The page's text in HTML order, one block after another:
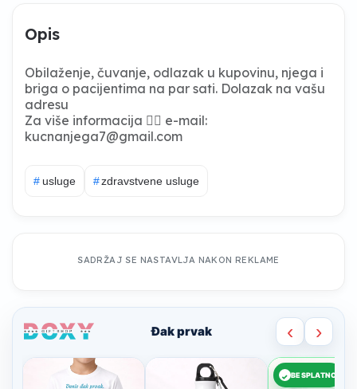
Opis
Obilaženje, čuvanje, odlazak u kupovinu, njega i
briga o pacijentima na par sati. Dolazak na vašu
adresu
Za više informacija 👉🏽 e-mail:
kucnanjega7@gmail.com
# usluge #zdravstvene usluge
SADRŽAJ SE NASTAVLJA NAKON REKLAME